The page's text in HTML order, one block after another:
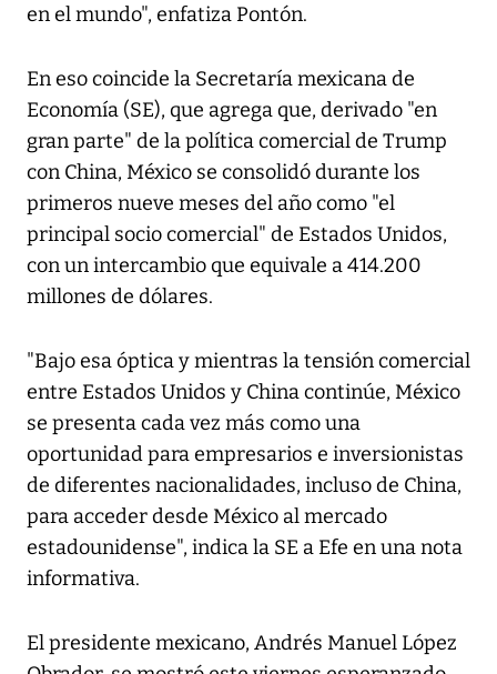
en el mundo", enfatiza Pontón.
En eso coincide la Secretaría mexicana de
Economía (SE), que agrega que, derivado "en
gran parte" de la política comercial de Trump
con China, México se consolidó durante los
primeros nueve meses del año como "el
principal socio comercial" de Estados Unidos,
con un intercambio que equivale a 414.200
millones de dólares.
"Bajo esa óptica y mientras la tensión comercial
entre Estados Unidos y China continúe, México
se presenta cada vez más como una
oportunidad para empresarios e inversionistas
de diferentes nacionalidades, incluso de China,
para acceder desde México al mercado
estadounidense", indica la SE a Efe en una nota
informativa.
El presidente mexicano, Andrés Manuel López